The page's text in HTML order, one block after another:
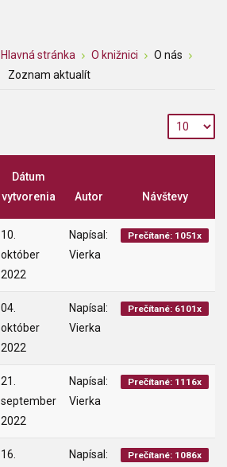
Hlavná stránka O knižnici
O nás
Zoznam aktualít
Dátum
vytvorenia
Autor Návštevy
10.
október
2022
Napísal:
Vierka
Prečítané: 1051x
04.
október
2022
Napísal:
Vierka
Prečítané: 6101x
21.
september
2022
Napísal:
Vierka
Prečítané: 1116x
16.
Napísal:
Prečítané: 1086x